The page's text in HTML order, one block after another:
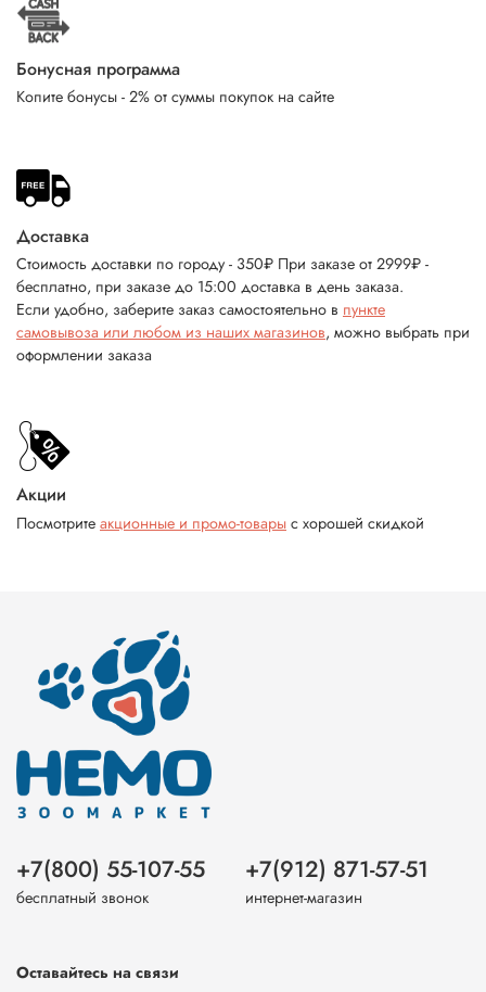
Бонусная программа
Копите бонусы - 2% от суммы покупок на сайте
Доставка
Стоимость доставки по городу - 350₽ При заказе от 2999₽ -
бесплатно, при заказе до 15:00 доставка в день заказа.
Если удобно, заберите заказ самостоятельно в пункте
самовывоза или любом из наших магазинов, можно выбрать при
оформлении заказа
Акции
Посмотрите акционные и промо-товары с хорошей скидкой
+7(800) 55-107-55
бесплатный звонок
+7(912) 871-57-51
интернет-магазин
Оставайтесь на связи